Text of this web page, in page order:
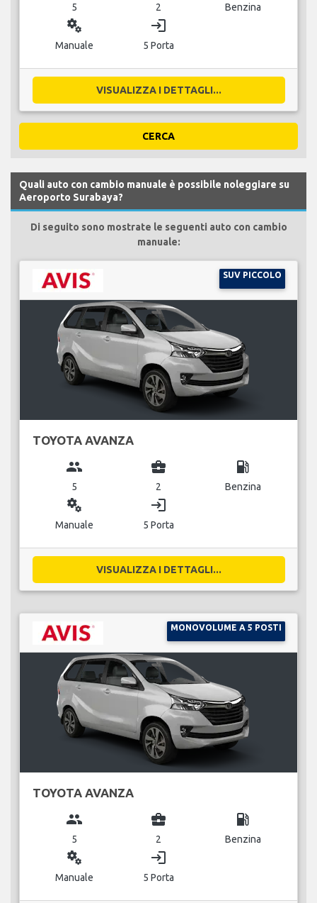
5 2 Benzina
miscellaneous_services
Manuale
login
5 Porta
VISUALIZZA I DETTAGLI...
CERCA
Quali auto con cambio manuale è possibile noleggiare su
Aeroporto Surabaya?
Di seguito sono mostrate le seguenti auto con cambio
manuale:
SUV PICCOLO
TOYOTA AVANZA
group
5
business_center
2
local_gas_station
Benzina
miscellaneous_services
Manuale
login
5 Porta
VISUALIZZA I DETTAGLI...
MONOVOLUME A 5 POSTI
TOYOTA AVANZA
group
5
business_center
2
local_gas_station
Benzina
miscellaneous_services
Manuale
login
5 Porta